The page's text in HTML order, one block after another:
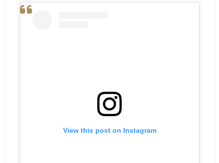
View this post on Instagram